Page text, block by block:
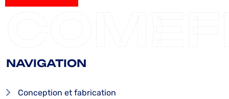
NAVIGATION
Conception et fabrication